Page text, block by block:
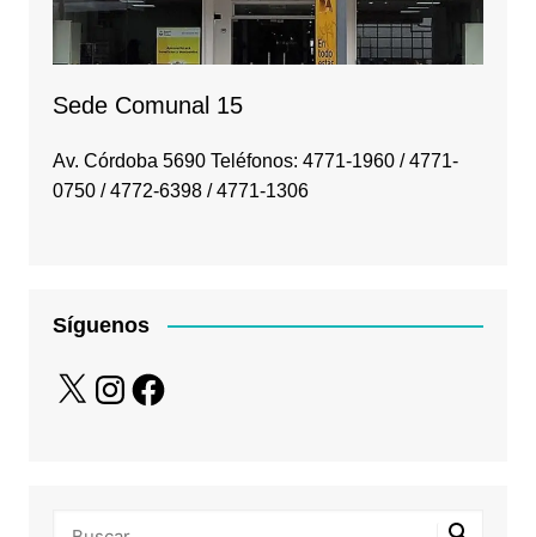
Sede Comunal 15
Av. Córdoba 5690 Teléfonos: 4771-1960 / 4771-
0750 / 4772-6398 / 4771-1306
Síguenos
X InstagramFacebook